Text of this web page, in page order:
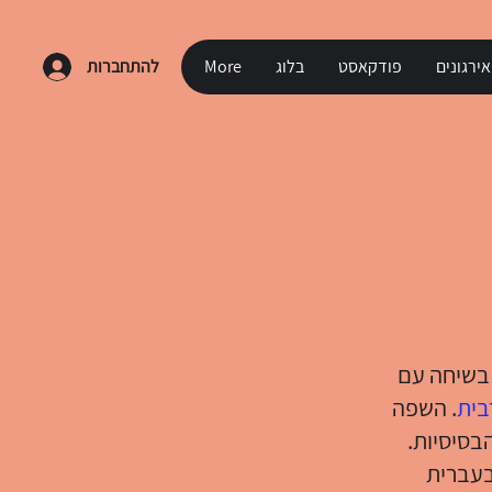
פודקאסט בלוג More להתחברות
בשיחה עם
. השפה
חיוניים בעברית